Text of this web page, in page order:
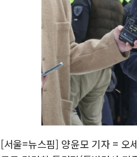
[서울=뉴스핌] 양윤모 기자 = 오